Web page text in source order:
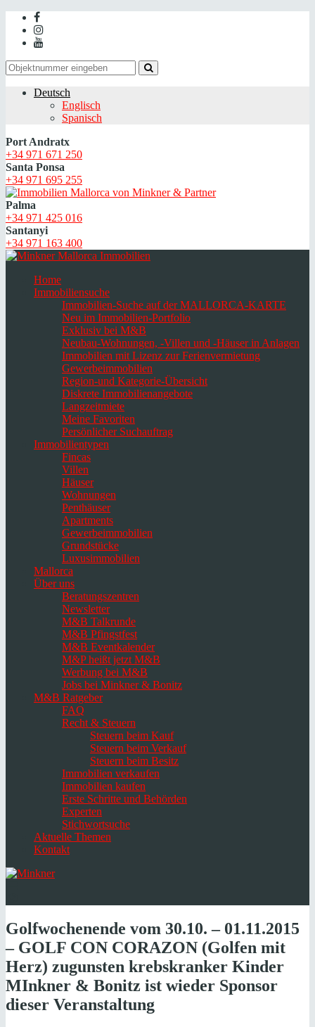
Deutsch
Englisch
Spanisch
Port Andratx
+34 971 671 250
Santa Ponsa
+34 971 695 255
Palma
+34 971 425 016
Santanyi
+34 971 163 400
Home
Immobiliensuche
Immobilien-Suche auf der MALLORCA-KARTE
Neu im Immobilien-Portfolio
Exklusiv bei M&B
Neubau-Wohnungen, -Villen und -Häuser in Anlagen
Immobilien mit Lizenz zur Ferienvermietung
Gewerbeimmobilien
Region-und Kategorie-Übersicht
Diskrete Immobilienangebote
Langzeitmiete
Meine Favoriten
Persönlicher Suchauftrag
Immobilientypen
Fincas
Villen
Häuser
Wohnungen
Penthäuser
Apartments
Gewerbeimmobilien
Grundstücke
Luxusimmobilien
Mallorca
Über uns
Beratungszentren
Newsletter
M&B Talkrunde
M&B Pfingstfest
M&B Eventkalender
M&P heißt jetzt M&B
Werbung bei M&B
Jobs bei Minkner & Bonitz
M&B Ratgeber
FAQ
Recht & Steuern
Steuern beim Kauf
Steuern beim Verkauf
Steuern beim Besitz
Immobilien verkaufen
Immobilien kaufen
Erste Schritte und Behörden
Experten
Stichwortsuche
Aktuelle Themen
Kontakt
Golfwochenende vom 30.10. – 01.11.2015
– GOLF CON CORAZON (Golfen mit
Herz) zugunsten krebskranker Kinder
MInkner & Bonitz ist wieder Sponsor
dieser Veranstaltung